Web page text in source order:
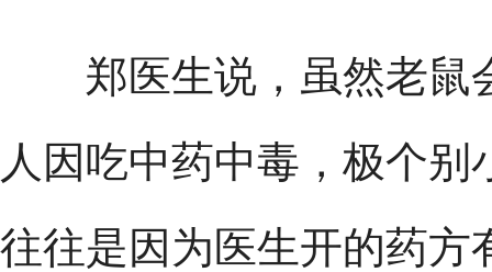
郑医生说，虽然老鼠
人因吃中药中毒，极个
往往是因为医生开的药方